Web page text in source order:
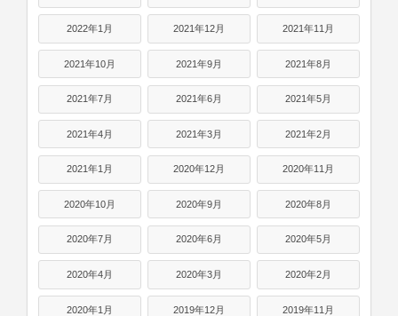
2022年1月 2021年12月 2021年11月
2021年10月 2021年9月 2021年8月
2021年7月 2021年6月 2021年5月
2021年4月 2021年3月 2021年2月
2021年1月 2020年12月 2020年11月
2020年10月 2020年9月 2020年8月
2020年7月 2020年6月 2020年5月
2020年4月 2020年3月 2020年2月
2020年1月 2019年12月 2019年11月